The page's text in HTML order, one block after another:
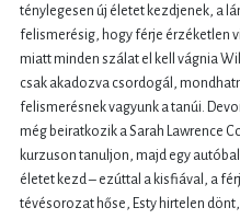
ténylegesen új életet kezdjenek, a
felismerésig, hogy férje érzéketlen
miatt minden szálat el kell vágnia
csak akadozva csordogál,
felismerésnek vagyunk a tanúi.
még beiratkozik a Sarah Lawrence
kurzuson tanuljon, majd egy
életet kezd – ezúttal a kisfiával, a
tévésorozat hőse, Esty hirtelen